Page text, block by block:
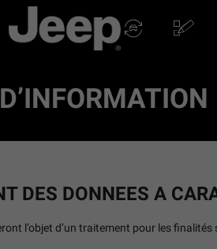
DES DONNEES A
l’objet d’un traitement pour les finalités